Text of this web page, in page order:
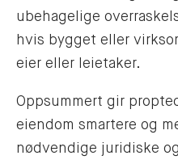
ubehagelige
hvis bygget eller
eier eller leietaker.
Oppsummert gir
eiendom smartere og
nødvendige juridiske